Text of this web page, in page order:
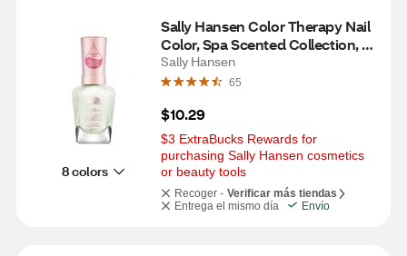
8 colors
Sally Hansen Color Therapy Nail
Color, Spa Scented Collection,
Spa Day
Sally Hansen
65
$10.29
$3 ExtraBucks Rewards for
purchasing Sally Hansen cosmetics
or beauty tools
Recoger - Verificar más tiendas
Entrega el mismo día
Envío